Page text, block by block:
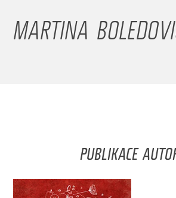
MARTINA
PUBLIKACE